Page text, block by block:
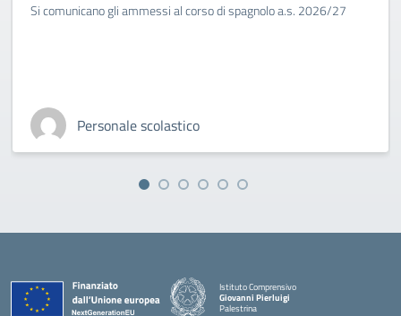
Si comunicano gli ammessi al corso di spagnolo a.s. 2026/27
Personale scolastico
Istituto Comprensivo
Giovanni Pierluigi
Palestrina